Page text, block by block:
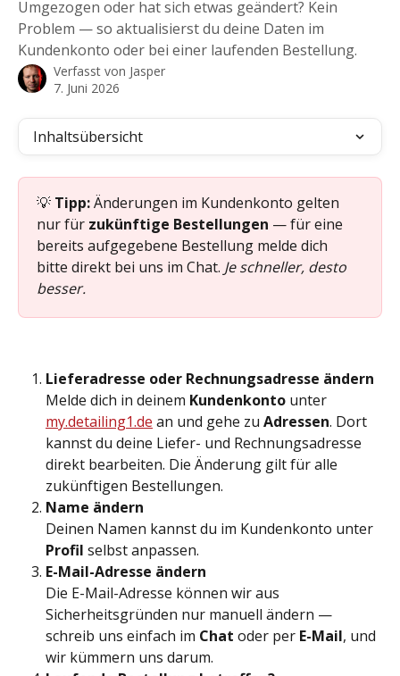
Umgezogen oder hat sich etwas geändert? Kein
Problem — so aktualisierst du deine Daten im
Kundenkonto oder bei einer laufenden Bestellung.
Verfasst von Jasper
7. Juni 2026
Inhaltsübersicht
💡 Tipp: Änderungen im Kundenkonto gelten
nur für zukünftige Bestellungen — für eine
bereits aufgegebene Bestellung melde dich
bitte direkt bei uns im Chat. Je schneller, desto
besser.
Lieferadresse oder Rechnungsadresse ändern
Melde dich in deinem Kundenkonto unter
my.detailing1.de an und gehe zu Adressen. Dort
kannst du deine Liefer- und Rechnungsadresse
direkt bearbeiten. Die Änderung gilt für alle
zukünftigen Bestellungen.
Name ändern
Deinen Namen kannst du im Kundenkonto unter
Profil selbst anpassen.
E-Mail-Adresse ändern
Die E-Mail-Adresse können wir aus
Sicherheitsgründen nur manuell ändern —
schreib uns einfach im Chat oder per E-Mail, und
wir kümmern uns darum.